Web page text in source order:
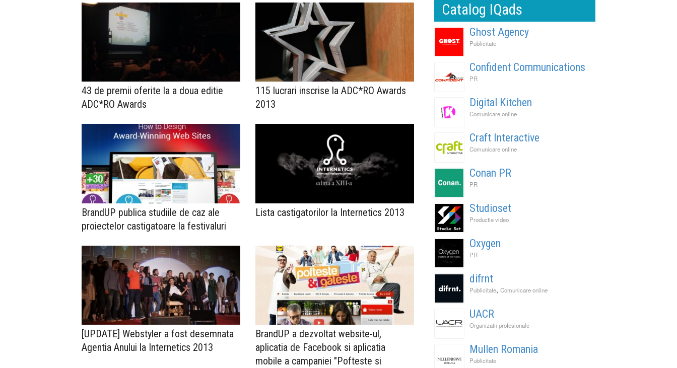
43 de premii oferite la a doua editie
ADC*RO Awards
115 lucrari inscrise la ADC*RO Awards
2013
BrandUP publica studiile de caz ale
proiectelor castigatoare la festivaluri
Lista castigatorilor la Internetics 2013
[UPDATE] Webstyler a fost desemnata
Agentia Anului la Internetics 2013
BrandUP a dezvoltat website-ul,
aplicatia de Facebook si aplicatia
mobile a campaniei "Pofteste si
Catalog IQads
Ghost Agency
Publicitate
Confident Communications
PR
Digital Kitchen
Comunicare online
Craft Interactive
Comunicare online
Conan PR
PR
Studioset
Productie video
Oxygen
PR
difrnt
Publicitate, Comunicare online
UACR
Organizatii profesionale
Mullen Romania
Publicitate